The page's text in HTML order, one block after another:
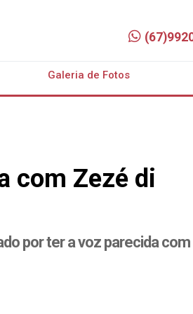
Galeria de Fotos
com Zezé di
por ter a voz parecida com